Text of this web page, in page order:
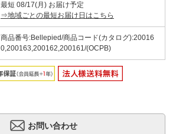
最短 08/17(月) お届け予定
⇒地域ごとの最短お届け日はこちら
商品番号:Bellepied/商品コード(カタログ):20016
0,200163,200162,200161/(OCPB)